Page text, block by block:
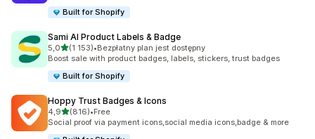
Built for Shopify
Sami AI Product Labels & Badge
5,0na 5 gwiazdek
(1 153)
Łączna liczba recenzji: 1153
•Bezpłatny plan jest dostępny
Boost sale with product badges, labels, stickers, trust badges
Built for Shopify
Hoppy Trust Badges & Icons
4,9na 5 gwiazdek
(816)
Łączna liczba recenzji: 816
•Free
Social proof via payment icons,social media icons,badge & more